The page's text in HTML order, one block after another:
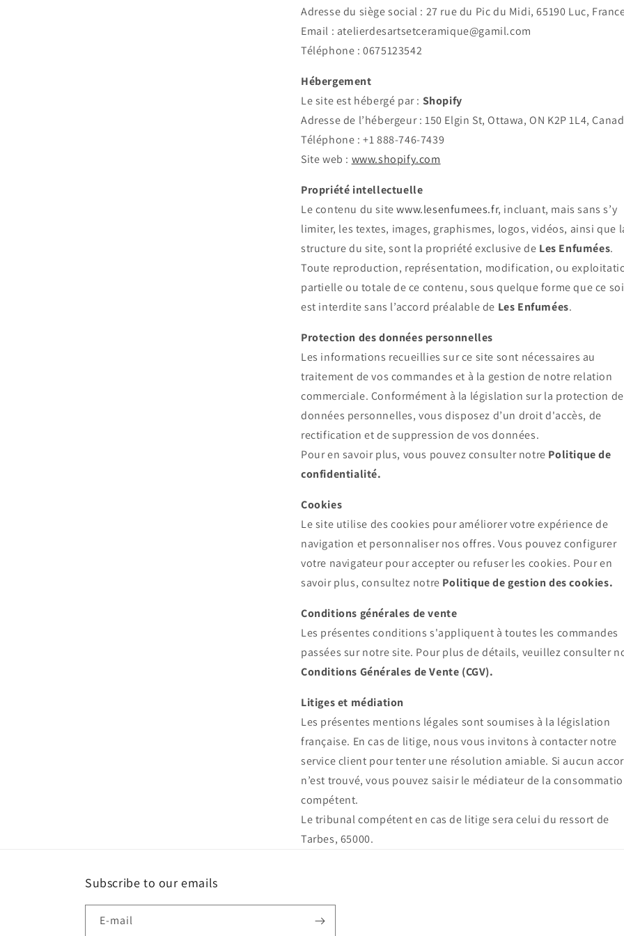
Adresse du siège social : 27 rue du Pic du Midi, 65190 Luc,
Email : atelierdesartsetceramique@gamil.com
Téléphone : 0675123542
Hébergement
Le site est hébergé par : Shopify
Adresse de l’hébergeur : 150 Elgin St, Ottawa, ON K2P 1L4,
Téléphone : +1 888-746-7439
Site web : www.shopify.com
Propriété intellectuelle
Le contenu du sitewww.lesenfumees.fr, incluant, mais sans s’y
limiter, les textes, images, graphismes, logos, vidéos, ainsi que
structure du site, sont la propriété exclusive de Les Enfumées.
Toute reproduction, représentation, modification, ou
partielle ou totale de ce contenu, sous quelque forme que ce
est interdite sans l’accord préalable de Les Enfumées.
Protection des données personnelles
Les informations recueillies sur ce site sont nécessaires au
traitement de vos commandes et à la gestion de notre relation
commerciale. Conformément à la législation sur la protection
données personnelles, vous disposez d’un droit d'accès, de
rectification et de suppression de vos données.
Pour en savoir plus, vous pouvez consulter notre Politique de
confidentialité.
Cookies
Le site utilise des cookies pour améliorer votre expérience de
navigation et personnaliser nos offres. Vous pouvez configurer
votre navigateur pour accepter ou refuser les cookies. Pour en
savoir plus, consultez notre Politique de gestion des cookies.
Conditions générales de vente
Les présentes conditions s'appliquent à toutes les commandes
passées sur notre site. Pour plus de détails, veuillez consulter
Conditions Générales de Vente (CGV).
Litiges et médiation
Les présentes mentions légales sont soumises à la législation
française. En cas de litige, nous vous invitons à contacter notre
service client pour tenter une résolution amiable. Si aucun
n’est trouvé, vous pouvez saisir le médiateur de la
compétent.
Le tribunal compétent en cas de litige sera celui du ressort de
Tarbes, 65000.
Subscribe to our emails
E-mail